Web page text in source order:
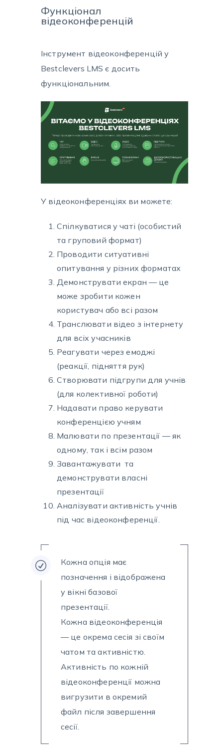
Функціонал
відеоконференцій
Інструмент відеоконференцій у
Bestclevers LMS є досить
функціональним.
У відеоконференціях ви можете:
Спілкуватися у чаті (особистий
та груповий формат)
Проводити ситуативні
опитування у різних форматах
Демонструвати екран — це
може зробити кожен
користувач або всі разом
Транслювати відео з інтернету
для всіх учасників
Реагувати через емоджі
(реакції, підняття рук)
Створювати підгрупи для учнів
(для колективної роботи)
Надавати право керувати
конференцією учням
Малювати по презентації — як
одному, так і всім разом
Завантажувати та
демонструвати власні
презентації
Аналізувати активність учнів
під час відеоконференції.
Кожна опція має
позначення і відображена
у вікні базової
презентації.
Кожна відеоконференція
— це окрема сесія зі своїм
чатом та активністю.
Активність по кожній
відеоконференції можна
вигрузити в окремий
файл після завершення
сесії.